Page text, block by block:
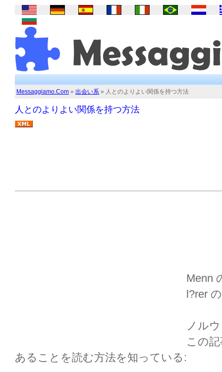
Messaggiamo.Com » 出会い系 » 人とのよりよい関係を持つ方法
人とのよりよい関係を持つ方法
Menn
l?rer
ノル
この
あることを読む方法を知っている: